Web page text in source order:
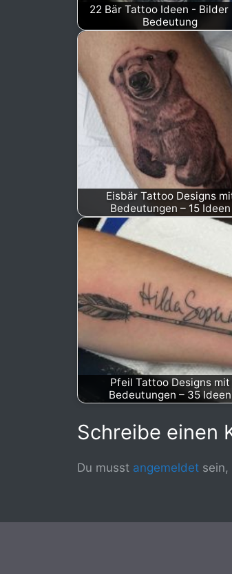
22 Bär Tattoo Ideen - Bilder
Bedeutung
Eisbär Tattoo Designs
Bedeutungen – 15 Ideen
Pfeil Tattoo Designs mit
Bedeutungen – 35 Ideen
Schreibe einen
Du musst angemeldet sein,